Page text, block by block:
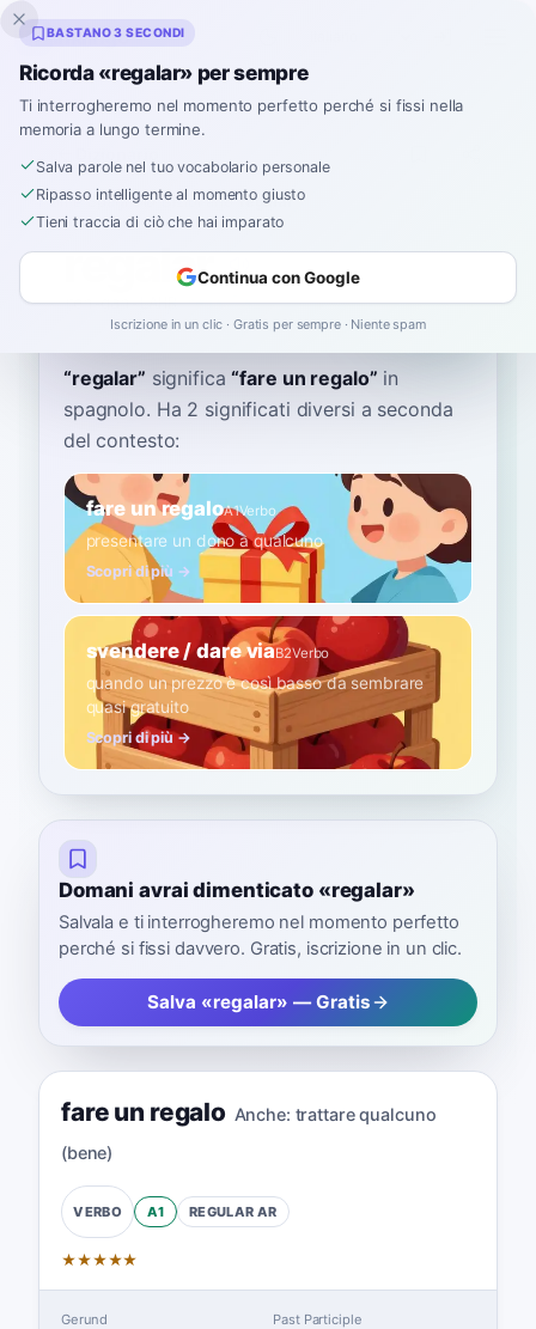
Inklingo
Home›Spagnolo›Dizionario›regalar
regalar
reh-gah-LAHR reɡaˈlaɾ
“regalar” significa “fare un regalo” in
spagnolo. Ha 2 significati diversi a seconda
del contesto:
fare un regaloA1Verbo
presentare un dono a qualcuno
Scopri di più →
svendere / dare viaB2Verbo
quando un prezzo è così basso da sembrare
quasi gratuito
Scopri di più →
Domani avrai dimenticato «regalar»
Salvala e ti interrogheremo nel momento perfetto
perché si fissi davvero. Gratis, iscrizione in un clic.
Salva «regalar» — Gratis
fare un regalo Anche: trattare qualcuno
(bene)
VERBO A1 REGULAR AR
★★★★★
Gerund Past Participle
BASTANO 3 SECONDI
Ricorda «regalar» per sempre
Ti interrogheremo nel momento perfetto perché si fissi nella
memoria a lungo termine.
Salva parole nel tuo vocabolario personale
Ripasso intelligente al momento giusto
Tieni traccia di ciò che hai imparato
Continua con Google
Iscrizione in un clic · Gratis per sempre · Niente spam